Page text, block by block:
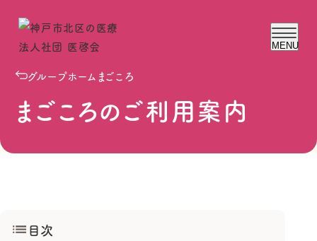
MENU
理事長ご挨拶
ブログ
グループホームまごころ
まごころのご利用案内
目次